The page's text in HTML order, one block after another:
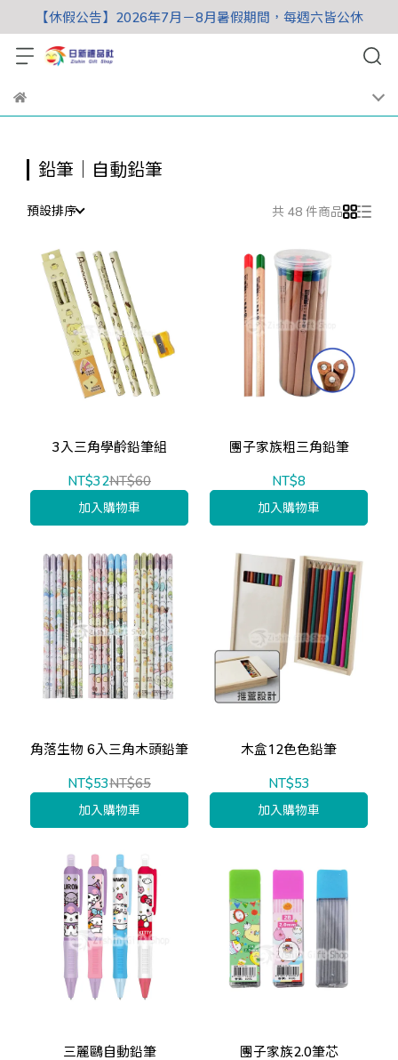
【休假公告】2026年7月－8月暑假期間，每週六皆公休
鉛筆｜自動鉛筆
預設排序 共 48 件商品
3入三角學齡鉛筆組
NT$32NT$60
加入購物車
團子家族粗三角鉛筆
NT$8
加入購物車
角落生物 6入三角木頭鉛筆
NT$53NT$65
加入購物車
木盒12色色鉛筆
NT$53
加入購物車
三麗鷗自動鉛筆 團子家族2.0筆芯